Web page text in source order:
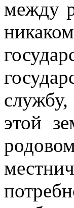
между
этой